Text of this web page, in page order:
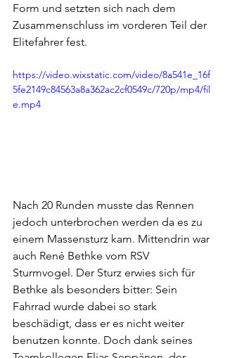
Form und setzten sich nach dem
Zusammenschluss im vorderen Teil der
Elitefahrer fest.
https://video.wixstatic.com/video/8a541e_16f
5fe2149c84563a8a362ac2cf0549c/720p/mp4/fil
e.mp4
Nach 20 Runden musste das Rennen
jedoch unterbrochen werden da es zu
einem Massensturz kam. Mittendrin war
auch René Bethke vom RSV
Sturmvogel. Der Sturz erwies sich für
Bethke als besonders bitter: Sein
Fahrrad wurde dabei so stark
beschädigt, dass er es nicht weiter
benutzen konnte. Doch dank seines